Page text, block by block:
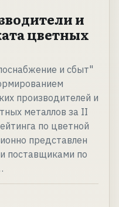
и
цветных
и сбыт"
производителей и
металлов за II
по цветной
представлен
поставщиками по